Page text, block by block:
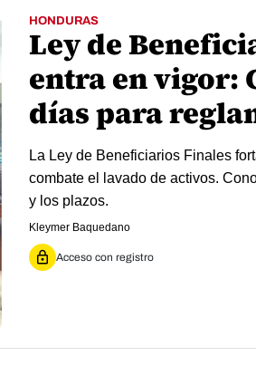
HONDURAS
Ley de
entra en vigor:
días para
La Ley de Beneficiarios Finales
combate el lavado de activos.
y los plazos.
Kleymer Baquedano
Acceso con registro